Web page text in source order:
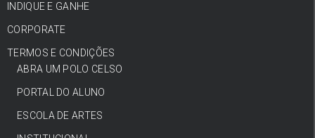
INDIQUE E GANHE
CORPORATE
TERMOS E CONDIÇÕES
ABRA UM POLO CELSO
PORTAL DO ALUNO
ESCOLA DE ARTES